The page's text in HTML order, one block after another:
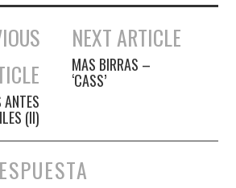
entradas
ANTES
(II)
NEXT ARTICLE
MAS BIRRAS –
‘CASS’